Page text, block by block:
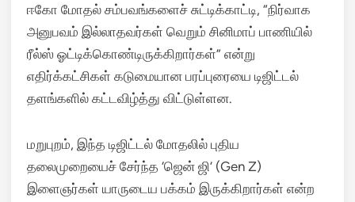
ஈகோ மோதல் சம்பவங்களைச் சுட்டிக்காட்டி, “நிர்வாக
அனுபவம் இல்லாதவர்கள் வெறும் சினிமாப் பாணியில்
ரீல்ஸ் ஓட்டிக்கொண்டிருக்கிறார்கள்” என்று
எதிர்க்கட்சிகள் கடுமையான பரப்புரையை டிஜிட்டல்
தளங்களில் கட்டவிழ்த்து விட்டுள்ளன.
மறுபுறம், இந்த டிஜிட்டல் மோதலில் புதிய
தலைமுறையைச் சேர்ந்த ‘ஜென் ஜி’ (Gen Z)
இளைஞர்கள் யாருடைய பக்கம் இருக்கிறார்கள் என்ற